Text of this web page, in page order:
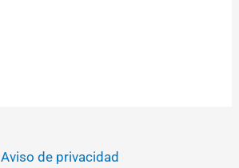
Aviso de privacidad